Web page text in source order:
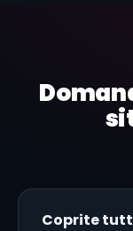
Coprite